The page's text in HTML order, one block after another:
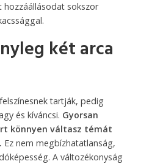
sokszor
két arca
tartják, pedig
és kíváncsi. Gyorsan
könnyen váltasz témát
Ez nem megbízhatatlanság,
A változékonyság